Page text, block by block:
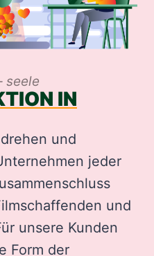
seele
IN
und
jeder
und
unsere Kunden
Form der